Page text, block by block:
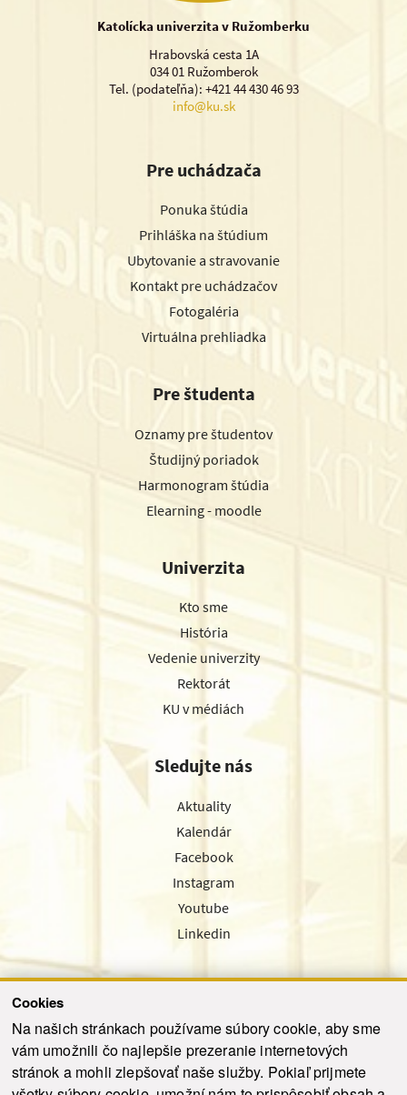
Cookies
Na našich stránkach používame súbory cookie, aby sme
vám umožnili čo najlepšie prezeranie internetových
stránok a mohli zlepšovať naše služby. Pokiaľ prijmete
Katolícka univerzita v Ružomberku
Hrabovská cesta 1A
034 01 Ružomberok
Tel. (podateľňa): +421 44 430 46 93
info@ku.sk
Pre uchádzača
Ponuka štúdia
Prihláška na štúdium
Ubytovanie a stravovanie
Kontakt pre uchádzačov
Fotogaléria
Virtuálna prehliadka
Pre študenta
Oznamy pre študentov
Študijný poriadok
Harmonogram štúdia
Elearning - moodle
Univerzita
Kto sme
História
Vedenie univerzity
Rektorát
KU v médiách
Sledujte nás
Aktuality
Kalendár
Facebook
Instagram
Youtube
Linkedin